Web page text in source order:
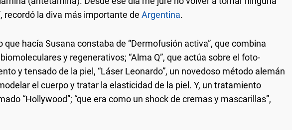
recordó la diva más importante de Argentina.
que hacía Susana constaba de “Dermofusión activa”, que combina
y regenerativos; “Alma Q”, que actúa sobre el foto-
y tensado de la piel, “Láser Leonardo”, un novedoso método alemán
el cuerpo y tratar la elasticidad de la piel. Y, un tratamiento
“Hollywood”; “que era como un shock de cremas y mascarillas”,